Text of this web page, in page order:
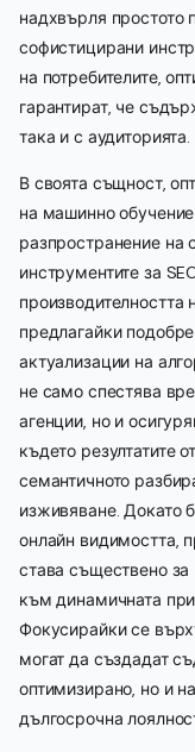
надхвърля простото
софистицирани
на потребителите,
гарантират, че
така и с аудиторията.
В своята същност,
на машинно
разпространение
инструментите за
предлагайки
актуализации на
не само спестява
агенции, но и
където резултатите
семантичното
изживяване. Докато
онлайн видимостта,
става съществено
към динамичната
Фокусирайки се
могат да създадат
оптимизирано, но и
дългосрочна